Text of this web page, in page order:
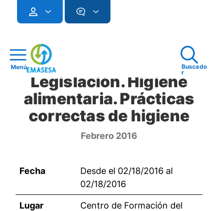
Menú
Buscado
r
Legislación. Higiene
alimentaria. Prácticas
correctas de higiene
Febrero 2016
Fecha
Desde el 02/18/2016 al
02/18/2016
Lugar
Centro de Formación del